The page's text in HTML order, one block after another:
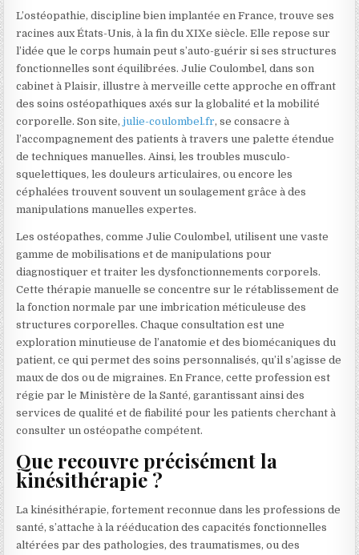
L’ostéopathie, discipline bien implantée en France, trouve ses
racines aux États-Unis, à la fin du XIXe siècle. Elle repose sur
l’idée que le corps humain peut s’auto-guérir si ses structures
fonctionnelles sont équilibrées. Julie Coulombel, dans son
cabinet à Plaisir, illustre à merveille cette approche en offrant
des soins ostéopathiques axés sur la globalité et la mobilité
corporelle. Son site,julie-coulombel.fr, se consacre à
l’accompagnement des patients à travers une palette étendue
de techniques manuelles. Ainsi, les troubles musculo-
squelettiques, les douleurs articulaires, ou encore les
céphalées trouvent souvent un soulagement grâce à des
manipulations manuelles expertes.
Les ostéopathes, comme Julie Coulombel, utilisent une vaste
gamme de mobilisations et de manipulations pour
diagnostiquer et traiter les dysfonctionnements corporels.
Cette thérapie manuelle se concentre sur le rétablissement de
la fonction normale par une imbrication méticuleuse des
structures corporelles. Chaque consultation est une
exploration minutieuse de l’anatomie et des biomécaniques du
patient, ce qui permet des soins personnalisés, qu’il s’agisse de
maux de dos ou de migraines. En France, cette profession est
régie par le Ministère de la Santé, garantissant ainsi des
services de qualité et de fiabilité pour les patients cherchant à
consulter un ostéopathe compétent.
Que recouvre précisément la
kinésithérapie ?
La kinésithérapie, fortement reconnue dans les professions de
santé, s’attache à la rééducation des capacités fonctionnelles
altérées par des pathologies, des traumatismes, ou des